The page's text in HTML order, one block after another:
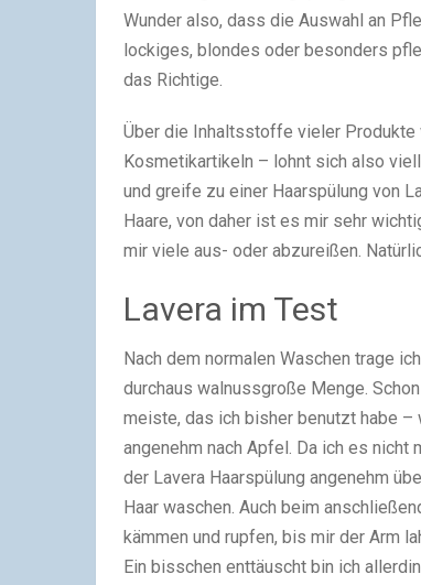
Wunder also, dass die Auswahl an
lockiges, blondes oder besonders
das Richtige.
Über die Inhaltsstoffe vieler
Kosmetikartikeln – lohnt sich also
und greife zu einer Haarspülung von
Haare, von daher ist es mir sehr
mir viele aus- oder abzureißen.
Lavera im Test
Nach dem normalen Waschen trage
durchaus walnussgroße Menge.
meiste, das ich bisher benutzt habe –
angenehm nach Apfel. Da ich es nicht
der Lavera Haarspülung angenehm
Haar waschen. Auch beim
kämmen und rupfen, bis mir der Arm
Ein bisschen enttäuscht bin ich